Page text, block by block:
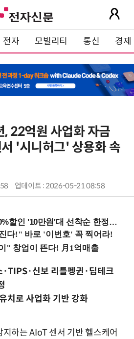
전자 모빌리티 통신 경제
, 22억원 사업화 자금
'시니허그' 상용화 속
업데이트 : 2026-05-21 08:58
인 '10만원'대 선착순 한정판매!
·TIPS·신보 리틀펭귄·딥테크
치로 사업화 기반 강화
하는 AIoT 센서 기반 헬스케어